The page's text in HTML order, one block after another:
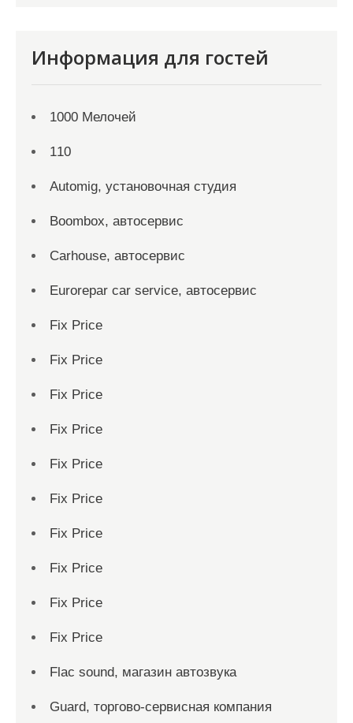
Информация для гостей
1000 Мелочей
110
Automig, установочная студия
Boombox, автосервис
Carhouse, автосервис
Eurorepar car service, автосервис
Fix Price
Fix Price
Fix Price
Fix Price
Fix Price
Fix Price
Fix Price
Fix Price
Fix Price
Fix Price
Flac sound, магазин автозвука
Guard, торгово-сервисная компания